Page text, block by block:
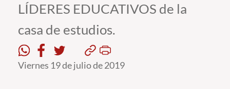
Estudiantes
Académicos
Funcionarios
LÍDERES EDUCATIVOS de la
casa de estudios.
Viernes 19 de julio de 2019